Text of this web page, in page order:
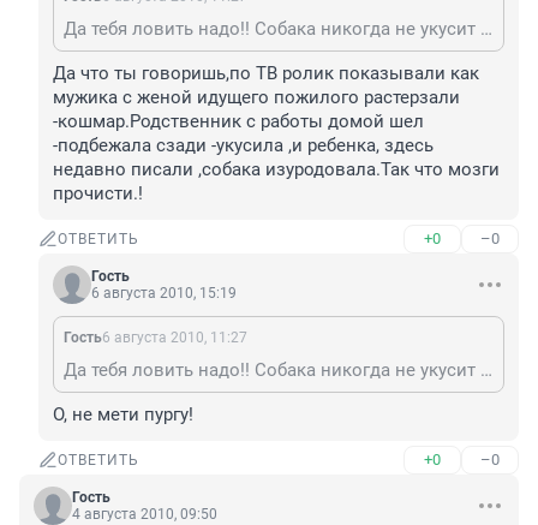
Да тебя ловить надо!! Собака никогда не укусит просто идущего человека, который не начнет кричать и метаться в панике! если боишься- перейди на другую сторону!!
Да что ты говоришь,по ТВ ролик показывали как
мужика с женой идущего пожилого растерзали
-кошмар.Родственник с работы домой шел
-подбежала сзади -укусила ,и ребенка, здесь
недавно писали ,собака изуродовала.Так что мозги
прочисти.!
ОТВЕТИТЬ +0 –0
Гость
6 августа 2010, 15:19
Гость6 августа 2010, 11:27
Да тебя ловить надо!! Собака никогда не укусит просто идущего человека, который не начнет кричать и метаться в панике! если боишься- перейди на другую сторону!!
О, не мети пургу!
ОТВЕТИТЬ +0 –0
Гость
4 августа 2010, 09:50